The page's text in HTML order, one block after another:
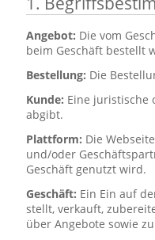
Angebot: Die vom
beim Geschäft bestellt
Bestellung: Die
Kunde: Eine juristische
abgibt.
Plattform: Die
und/oder
Geschäft genutzt wird.
Geschäft: Ein Ein auf
stellt, verkauft,
über Angebote sowie